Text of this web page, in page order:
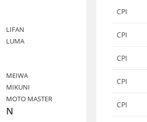
CPI
CPI
CPI
CPI
CPI
LIFAN
LUMA
MEIWA
MIKUNI
MOTO MASTER
N